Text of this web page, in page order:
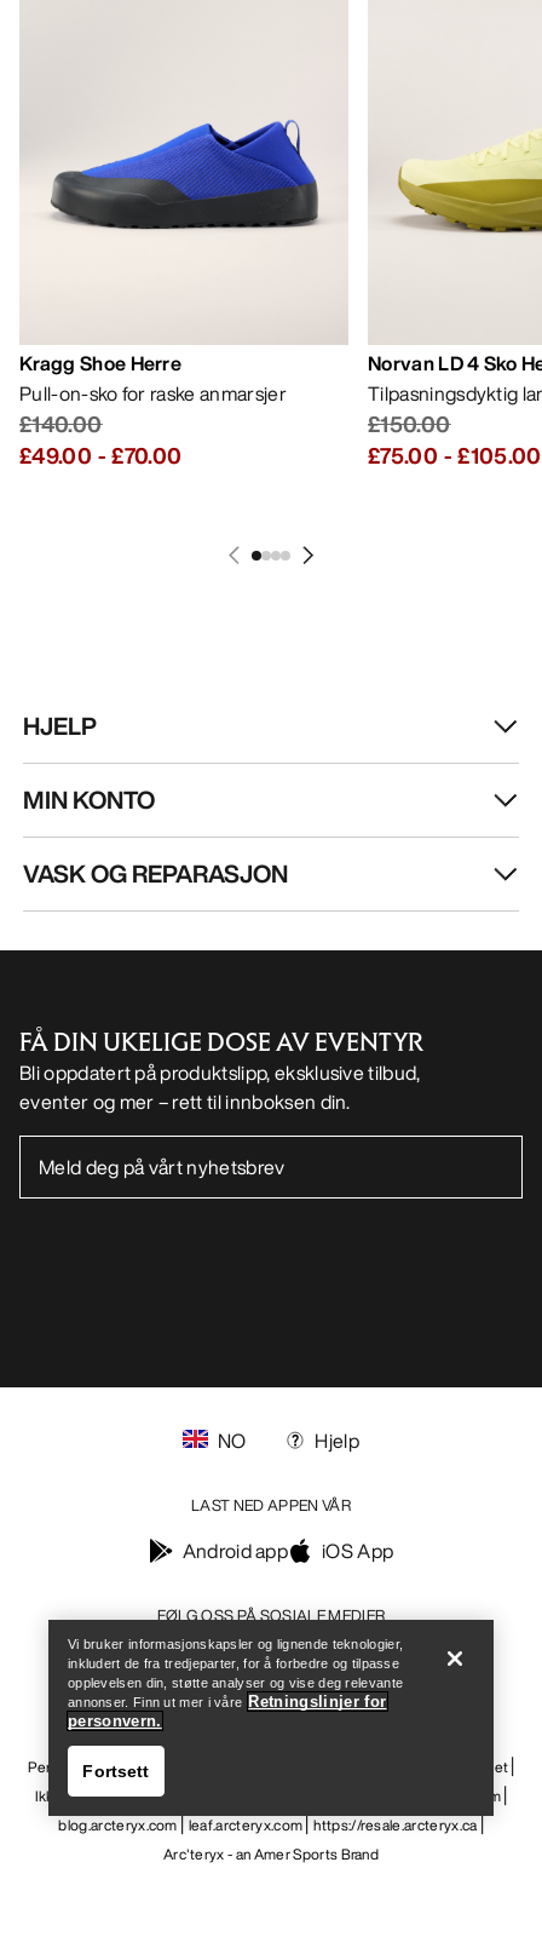
Kragg Shoe Herre
Pull-on-sko for raske anmarsjer
£140.00
£49.00 -£70.00
Norvan LD 4 Sko
Tilpasningsdyktig
£150.00
£75.00 -£105.00
HJELP
MIN KONTO
VASK OG REPARASJON
FÅ DIN UKELIGE DOSE AV EVENTYR
Bli oppdatert på produktslipp, eksklusive tilbud,
eventer og mer – rett til innboksen din.
FØLG OSS PÅ SOSIALE MEDIER
NO Hjelp
LAST NED APPEN VÅR
Android app iOS App
Informasjonskapsler
Personvernerklæring
Tilgjengelighet
Ikke selg mine personopplysninger
outlet.arcteryx.com
blog.arcteryx.com leaf.arcteryx.com https://resale.arcteryx.ca
Arc'teryx - an Amer Sports Brand
Vi bruker informasjonskapsler og lignende teknologier,
inkludert de fra tredjeparter, for å forbedre og tilpasse
opplevelsen din, støtte analyser og vise deg relevante
annonser. Finn ut mer i våre Retningslinjer for
personvern.
Fortsett